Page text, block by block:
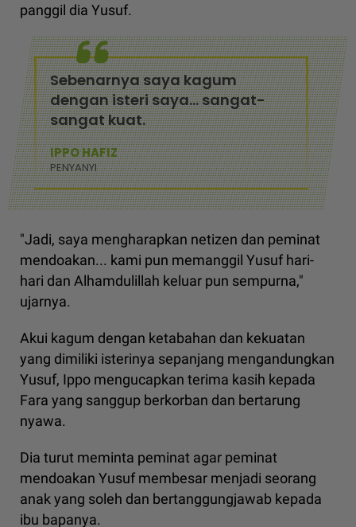
panggil dia Yusuf.
Sebenarnya saya kagum
dengan isteri saya... sangat-
sangat kuat.
IPPO HAFIZ
PENYANYI
"Jadi, saya mengharapkan netizen dan peminat
mendoakan... kami pun memanggil Yusuf hari-
hari dan Alhamdulillah keluar pun sempurna,"
ujarnya.
Akui kagum dengan ketabahan dan kekuatan
yang dimiliki isterinya sepanjang mengandungkan
Yusuf, Ippo mengucapkan terima kasih kepada
Fara yang sanggup berkorban dan bertarung
nyawa.
Dia turut meminta peminat agar peminat
mendoakan Yusuf membesar menjadi seorang
anak yang soleh dan bertanggungjawab kepada
ibu bapanya.